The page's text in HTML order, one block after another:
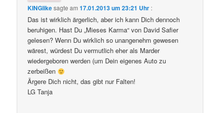
KINGlikesagte am17.01.2013 um 23:21 Uhr :
Das ist wirklich ärgerlich, aber ich kann Dich dennoch
beruhigen. Hast Du „Mieses Karma“ von David Safier
gelesen? Wenn Du wirklich so unangenehm gewesen
wärest, würdest Du vermutlich eher als Marder
wiedergeboren werden (um Dein eigenes Auto zu
zerbeißen
Ärgere Dich nicht, das gibt nur Falten!
LG Tanja